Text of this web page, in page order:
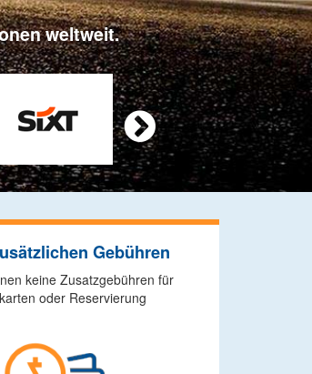
weltweit.

Gebühren
keine Zusatzgebühren für
oder Reservierung